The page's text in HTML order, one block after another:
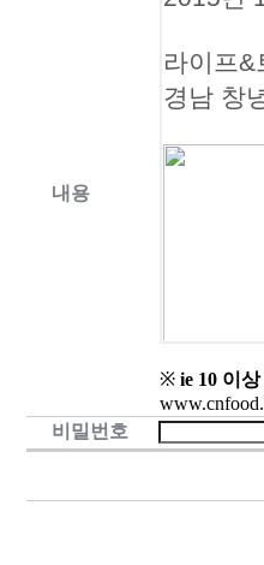
내용
※ ie 10 이
비밀번호